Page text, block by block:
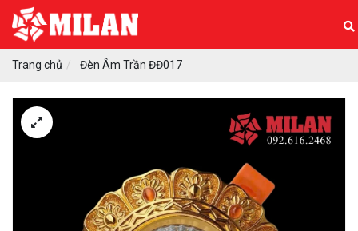
Trang chủ Đèn Âm Trần ĐĐ017